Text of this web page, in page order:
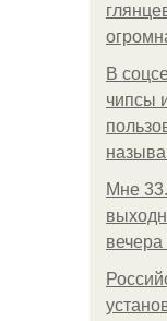
В
чипсы
Мне